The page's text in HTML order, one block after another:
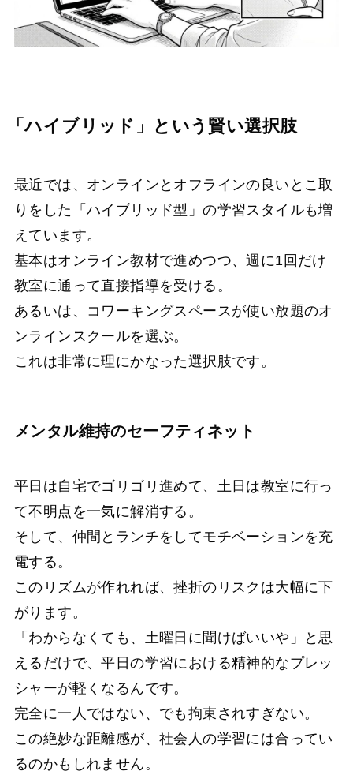
「ハイブリッド」という賢い選択肢
最近では、オンラインとオフラインの良いとこ取
りをした「ハイブリッド型」の学習スタイルも増
えています。
基本はオンライン教材で進めつつ、週に1回だけ
教室に通って直接指導を受ける。
あるいは、コワーキングスペースが使い放題のオ
ンラインスクールを選ぶ。
これは非常に理にかなった選択肢です。
メンタル維持のセーフティネット
平日は自宅でゴリゴリ進めて、土日は教室に行っ
て不明点を一気に解消する。
そして、仲間とランチをしてモチベーションを充
電する。
このリズムが作れれば、挫折のリスクは大幅に下
がります。
「わからなくても、土曜日に聞けばいいや」と思
えるだけで、平日の学習における精神的なプレッ
シャーが軽くなるんです。
完全に一人ではない、でも拘束されすぎない。
この絶妙な距離感が、社会人の学習には合ってい
るのかもしれません。